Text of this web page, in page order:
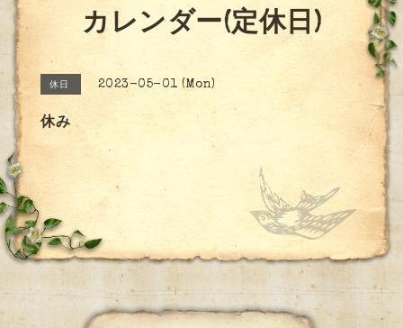
カレンダー(定休日)
休日 2023-05-01 (Mon)
休み